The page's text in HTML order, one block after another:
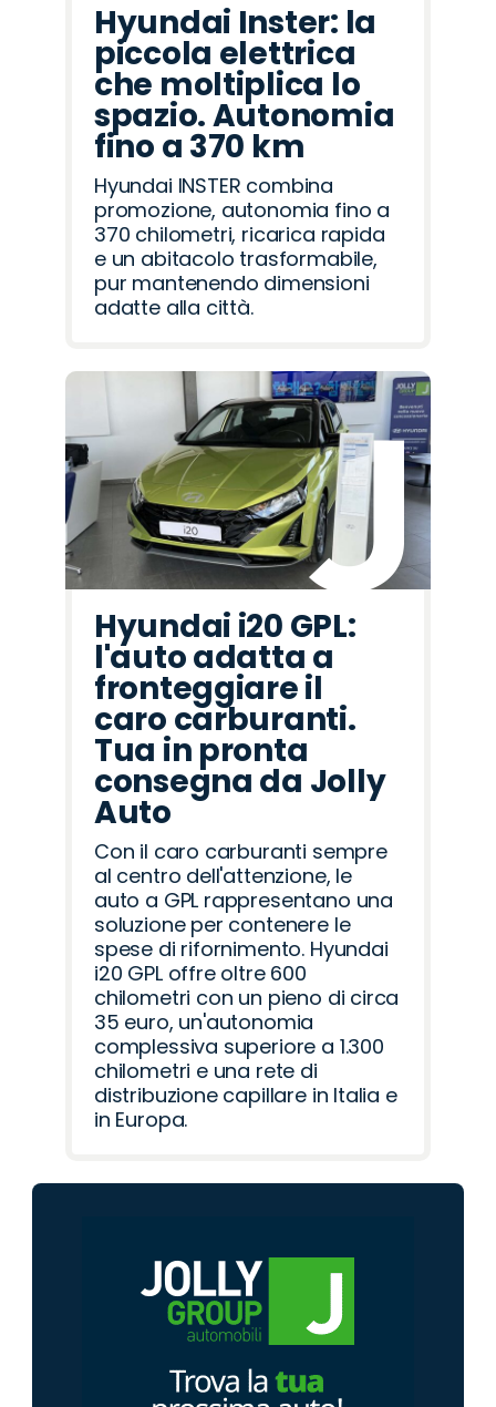
Hyundai Inster: la
piccola elettrica
che moltiplica lo
spazio. Autonomia
fino a 370 km
Hyundai INSTER combina
promozione, autonomia fino a
370 chilometri, ricarica rapida
e un abitacolo trasformabile,
pur mantenendo dimensioni
adatte alla città.
Hyundai i20 GPL:
l'auto adatta a
fronteggiare il
caro carburanti.
Tua in pronta
consegna da Jolly
Auto
Con il caro carburanti sempre
al centro dell'attenzione, le
auto a GPL rappresentano una
soluzione per contenere le
spese di rifornimento. Hyundai
i20 GPL offre oltre 600
chilometri con un pieno di circa
35 euro, un'autonomia
complessiva superiore a 1.300
chilometri e una rete di
distribuzione capillare in Italia e
in Europa.